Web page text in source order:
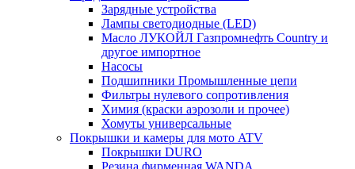
Зарядные устройства
Лампы светодиодные (LED)
Масло ЛУКОЙЛ Газпромнефть Country и
другое импортное
Насосы
Подшипники Промышленные цепи
Фильтры нулевого сопротивления
Химия (краски аэрозоли и прочее)
Хомуты универсальные
Покрышки и камеры для мото ATV
Покрышки DURO
Резина фирменная WANDA